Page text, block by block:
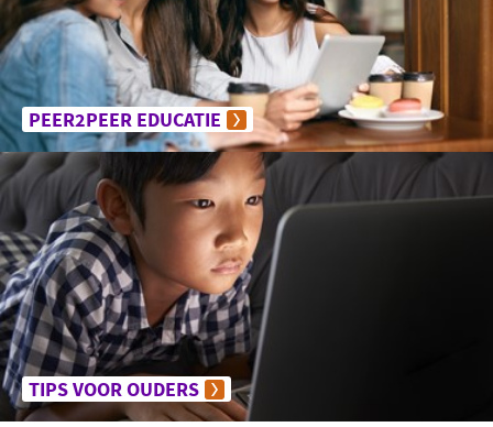
PEER2PEER EDUCATIE
TIPS VOOR OUDERS